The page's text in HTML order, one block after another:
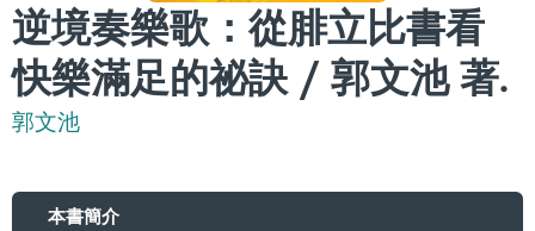
逆境奏樂歌：從腓立比書看
快樂滿足的祕訣 / 郭文池 著.
郭文池
本書簡介